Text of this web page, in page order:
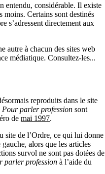
entendu, considérable. Il existe
moins. Certains sont destinés
s’adressent directement aux
autre à chacun des sites web
médiatique. Consultez-les...
reproduits dans le site
Pour parler profession sont
de mai 1997.
site de l’Ordre, ce qui lui donne
alors que les articles
survol ne sont pas dotées de
parler profession à l’aide du